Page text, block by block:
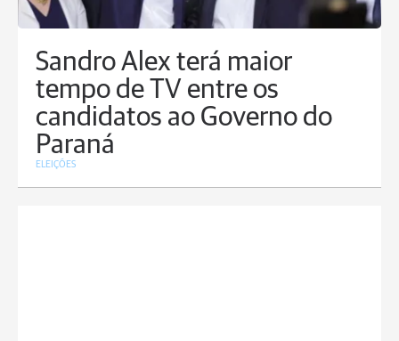
Sandro Alex terá maior
tempo de TV entre os
candidatos ao Governo do
Paraná
ELEIÇÕES